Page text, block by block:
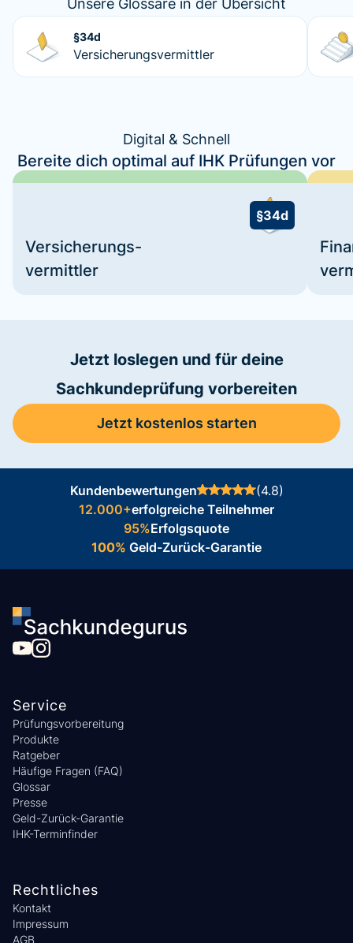
Unsere Glossare in der Übersicht
§34d
Versicherungsvermittler
Digital & Schnell
Bereite dich optimal auf IHK Prüfungen vor
§34d
Versicherungs-
vermittler
Jetzt loslegen und für deine
Sachkundeprüfung vorbereiten
Jetzt kostenlos starten
Kundenbewertungen
(4.8)
12.000+erfolgreiche Teilnehmer
95%Erfolgsquote
100% Geld-Zurück-Garantie
Service
Prüfungsvorbereitung
Produkte
Ratgeber
Häufige Fragen (FAQ)
Glossar
Presse
Geld-Zurück-Garantie
IHK-Terminfinder
Rechtliches
Kontakt
Impressum
AGB